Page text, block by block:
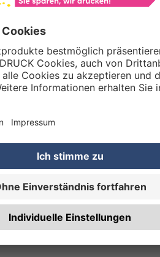
(von Experten empf.)
Loch)